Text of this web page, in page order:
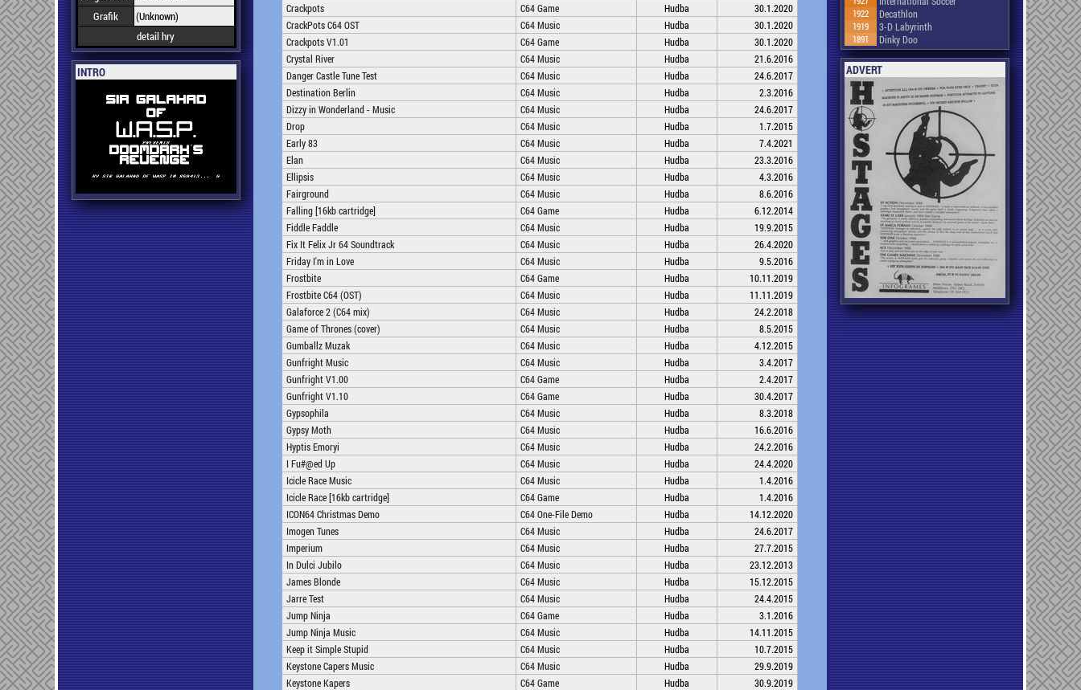
Grafik
(Unknown)
detail hry
INTRO
Crackpots
C64 Game Hudba
30.1.2020
CrackPots C64 OST
C64 Music Hudba
30.1.2020
Crackpots V1.01
C64 Game Hudba
30.1.2020
Crystal River
C64 Music Hudba
21.6.2016
Danger Castle Tune Test
C64 Music Hudba
24.6.2017
Destination Berlin
C64 Music Hudba
2.3.2016
Dizzy in Wonderland - Music
C64 Music Hudba
24.6.2017
Drop
C64 Music Hudba
1.7.2015
Early 83
C64 Music Hudba
7.4.2021
Elan
C64 Music Hudba
23.3.2016
Ellipsis
C64 Music Hudba
4.3.2016
Fairground
C64 Music Hudba
8.6.2016
Falling [16kb cartridge]
C64 Game Hudba
6.12.2014
Fiddle Faddle
C64 Music Hudba
19.9.2015
Fix It Felix Jr 64 Soundtrack
C64 Music Hudba
26.4.2020
Friday I'm in Love
C64 Music Hudba
9.5.2016
Frostbite
C64 Game Hudba
10.11.2019
Frostbite C64 (OST)
C64 Music Hudba
11.11.2019
Galaforce 2 (C64 mix)
C64 Music Hudba
24.2.2018
Game of Thrones (cover)
C64 Music Hudba
8.5.2015
Gumballz Muzak
C64 Music Hudba
4.12.2015
Gunfright Music
C64 Music Hudba
3.4.2017
Gunfright V1.00
C64 Game Hudba
2.4.2017
Gunfright V1.10
C64 Game Hudba
30.4.2017
Gypsophila
C64 Music Hudba
8.3.2018
Gypsy Moth
C64 Music Hudba
16.6.2016
Hyptis Emoryi
C64 Music Hudba
24.2.2016
I Fu#@ed Up
C64 Music Hudba
24.4.2020
Icicle Race Music
C64 Music Hudba
1.4.2016
Icicle Race [16kb cartridge]
C64 Game Hudba
1.4.2016
ICON64 Christmas Demo
C64 One-File Demo Hudba
14.12.2020
Imogen Tunes
C64 Music Hudba
24.6.2017
Imperium
C64 Music Hudba
27.7.2015
In Dulci Jubilo
C64 Music Hudba
23.12.2013
James Blonde
C64 Music Hudba
15.12.2015
Jarre Test
C64 Music Hudba
24.4.2015
Jump Ninja
C64 Game Hudba
3.1.2016
Jump Ninja Music
C64 Music Hudba
14.11.2015
Keep it Simple Stupid
C64 Music Hudba
10.7.2015
Keystone Capers Music
C64 Music Hudba
29.9.2019
Keystone Kapers
C64 Game Hudba
30.9.2019
1922 Decathlon
1919 3-D Labyrinth
1891 Dinky Doo
ADVERT